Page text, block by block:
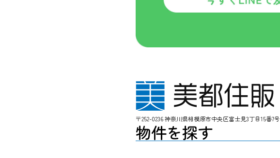
〒252-0236 神奈川県相模原市中央区富士見3丁目15番7号
物件を探す